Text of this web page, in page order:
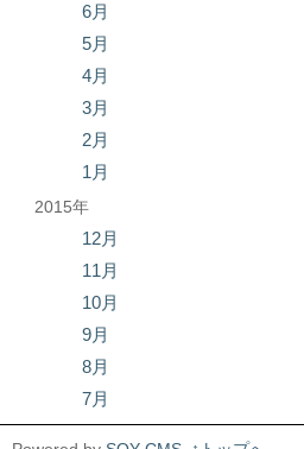
6月
5月
4月
3月
2月
1月
2015年
12月
11月
10月
9月
8月
7月